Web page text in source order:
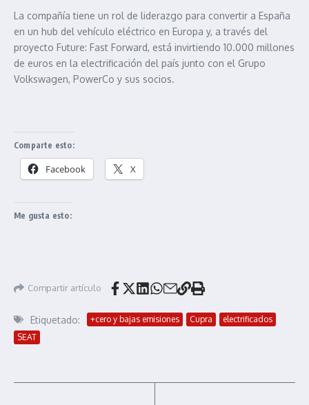
La compañía tiene un rol de liderazgo para convertir a España
en un hub del vehículo eléctrico en Europa y, a través del
proyecto Future: Fast Forward, está invirtiendo 10.000 millones
de euros en la electrificación del país junto con el Grupo
Volkswagen, PowerCo y sus socios.
Comparte esto:
Facebook X
Me gusta esto:
Compartir artículo
Etiquetado: +cero y bajas emisiones Cupra
electrificados
SEAT